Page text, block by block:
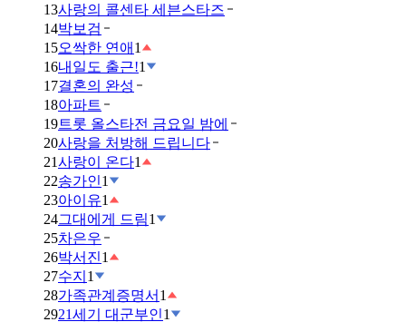
13사랑의 콜센타 세븐스타즈
14박보검
15오싹한 연애 1
16내일도 출근!1
17결혼의 완성
18아파트
19트롯 올스타전 금요일 밤에
20사랑을 처방해 드립니다
21사랑이 온다1
22송가인1
23아이유1
24그대에게 드림1
25차은우
26박서진1
27수지 1
28가족관계증명서 1
2921세기 대군부인1